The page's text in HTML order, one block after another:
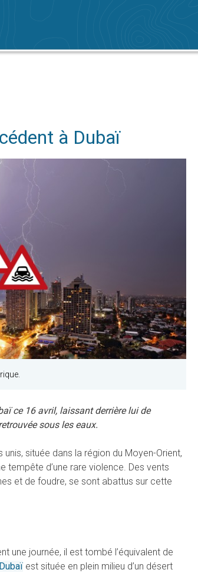
à Dubaï
ce 16 avril, laissant derrière lui de
sous les eaux.
située dans la région du Moyen-Orient,
tempête d’une rare violence. Des vents
et de foudre, se sont abattus sur cette
une journée, il est tombé l’équivalent de
Dubaï est située en plein milieu d’un désert